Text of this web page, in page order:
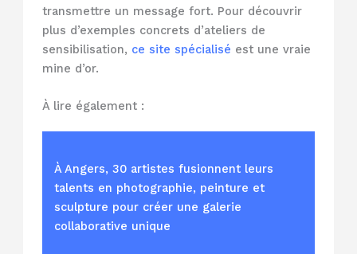
transmettre un message fort. Pour découvrir
plus d’exemples concrets d’ateliers de
sensibilisation, ce site spécialisé est une vraie
mine d’or.
À lire également :
À Angers, 30 artistes fusionnent leurs
talents en photographie, peinture et
sculpture pour créer une galerie
collaborative unique